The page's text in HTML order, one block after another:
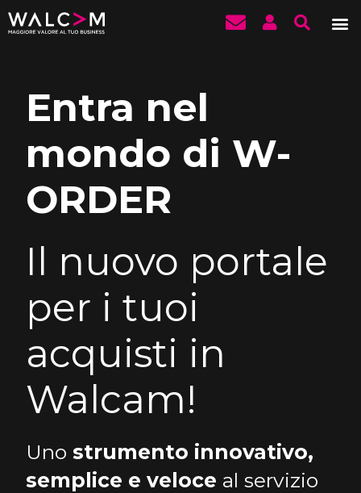
Entra nel
mondo di W-
ORDER
Il nuovo portale
per i tuoi
acquisti in
Walcam!
Unostrumento innovativo,
semplice e veloce al servizio